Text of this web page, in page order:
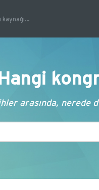
Hangi
arasında,